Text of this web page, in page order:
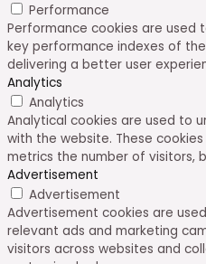
Performance
Performance cookies are used
key performance indexes of
delivering a better user
Analytics
Analytics
Analytical cookies are used to
with the website. These
metrics the number of visitors,
Advertisement
Advertisement
Advertisement cookies are
relevant ads and marketing
visitors across websites and